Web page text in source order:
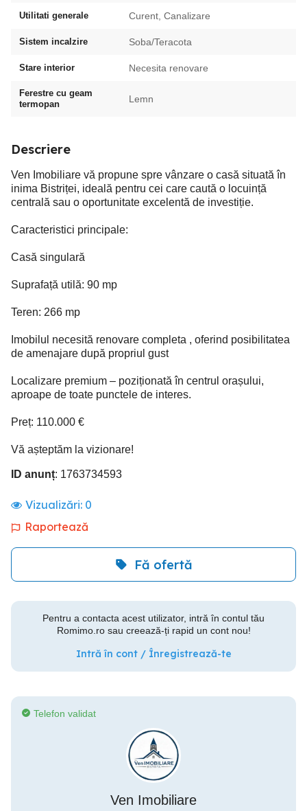
Utilitati generale Curent, Canalizare
Sistem incalzire Soba/Teracota
Stare interior Necesita renovare
Ferestre cu geam
termopan
Lemn
Descriere
Ven Imobiliare vă propune spre vânzare o casă situată în
inima Bistriței, ideală pentru cei care caută o locuință
centrală sau o oportunitate excelentă de investiție.
Caracteristici principale:
Casă singulară
Suprafață utilă: 90 mp
Teren: 266 mp
Imobilul necesită renovare completa , oferind posibilitatea
de amenajare după propriul gust
Localizare premium – poziționată în centrul orașului,
aproape de toate punctele de interes.
Preț: 110.000 €
Vă așteptăm la vizionare!
ID anunț: 1763734593
Vizualizări: 0
Raportează
Fă ofertă
Pentru a contacta acest utilizator, intră în contul tău
Romimo.ro sau creează-ți rapid un cont nou!
Intră în cont / Înregistrează-te
Telefon validat
Ven Imobiliare